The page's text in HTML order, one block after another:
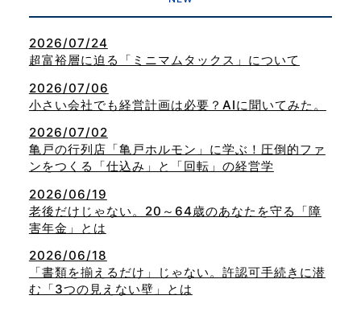
2026/07/24
超富裕層に迫る「ミニマムタックス」について
2026/07/06
小さい会社でも経営計画は必要？AIに聞いてみた。
2026/07/02
亀戸の行列店「亀戸ホルモン」に学ぶ！圧倒的ファ
ンをつくる「仕込み」と「回転」の経営学
2026/06/19
老後だけじゃない。20～64歳のあなたを守る「障
害年金」とは
2026/06/18
「書類を揃えるだけ」じゃない。許認可手続きに潜
む「3つの見えない壁」とは